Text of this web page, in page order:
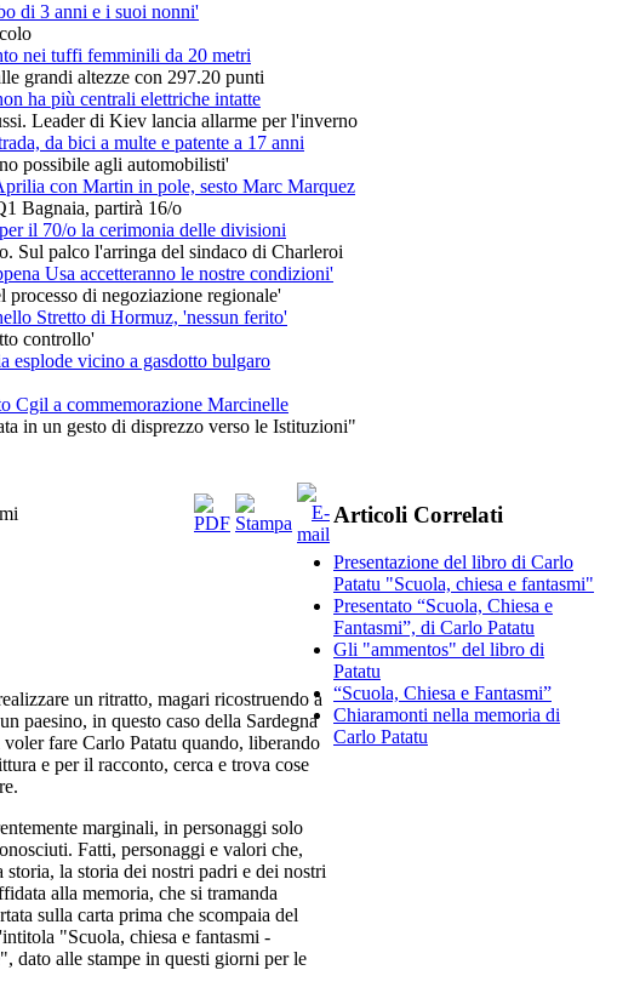
di 3 anni e i suoi nonni'
nei tuffi femminili da 20 metri
grandi altezze con 297.20 punti
ha più centrali elettriche intatte
Leader di Kiev lancia allarme per l'inverno
da bici a multe e patente a 17 anni
possibile agli automobilisti'
con Martin in pole, sesto Marc Marquez
Bagnaia, partirà 16/o
il 70/o la cerimonia delle divisioni
Sul palco l'arringa del sindaco di Charleroi
Usa accetteranno le nostre condizioni'
processo di negoziazione regionale'
Stretto di Hormuz, 'nessun ferito'
controllo'
esplode vicino a gasdotto bulgaro
Cgil a commemorazione Marcinelle
in un gesto di disprezzo verso le Istituzioni"
un ritratto, magari ricostruendo a
paesino, in questo caso della Sardegna
fare Carlo Patatu quando, liberando
e per il racconto, cerca e trova cose
marginali, in personaggi solo
Fatti, personaggi e valori che,
storia, la storia dei nostri padri e dei nostri
alla memoria, che si tramanda
sulla carta prima che scompaia del
"Scuola, chiesa e fantasmi -
dato alle stampe in questi giorni per le
Articoli Correlati
Presentazione del libro di Carlo
Patatu "Scuola, chiesa e fantasmi"
Presentato “Scuola, Chiesa e
Fantasmi”, di Carlo Patatu
Gli "ammentos" del libro di
Patatu
“Scuola, Chiesa e Fantasmi”
Chiaramonti nella memoria di
Carlo Patatu